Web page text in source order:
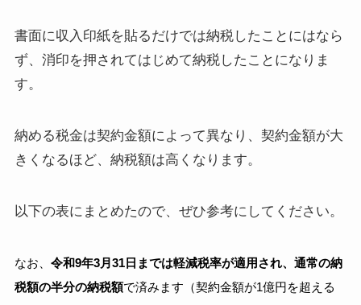
書面に収入印紙を貼るだけでは納税したことにはなら
ず、消印を押されてはじめて納税したことになりま
す。
納める税金は契約金額によって異なり、契約金額が大
きくなるほど、納税額は高くなります。
以下の表にまとめたので、ぜひ参考にしてください。
なお、 令和9年3月31日までは軽減税率が適用され、通常の納
税額の半分の納税額で済みます（契約金額が1億円を超える